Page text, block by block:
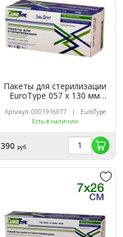
Пакеты для стерилизации
EuroТуре 057 х 130 мм
Артикул: 0001916077 | EuroType
Есть в наличии
390 руб.